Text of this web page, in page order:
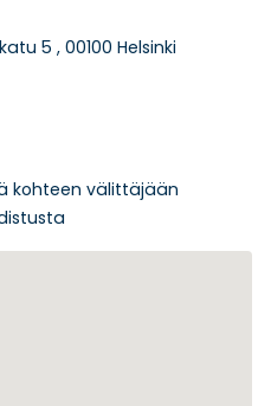
5 , 00100 Helsinki
kohteen välittäjään